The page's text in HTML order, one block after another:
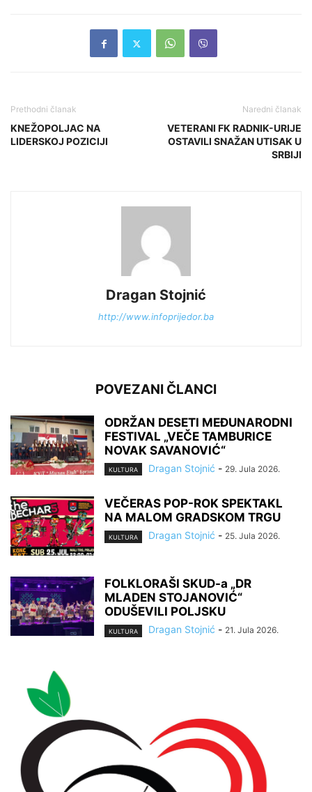
Prethodni članak
KNEŽOPOLJAC NA
LIDERSKOJ POZICIJI
Naredni članak
VETERANI FK RADNIK-URIJE
OSTAVILI SNAŽAN UTISAK U
SRBIJI
Dragan Stojnić
http://www.infoprijedor.ba
POVEZANI ČLANCI
ODRŽAN DESETI MEĐUNARODNI
FESTIVAL „VEČE TAMBURICE
NOVAK SAVANOVIĆ“
KULTURA Dragan Stojnić - 29. Jula 2026.
VEČERAS POP-ROK SPEKTAKL
NA MALOM GRADSKOM TRGU
KULTURA Dragan Stojnić - 25. Jula 2026.
FOLKLORAŠI SKUD-a „DR
MLADEN STOJANOVIĆ“
ODUŠEVILI POLJSKU
KULTURA Dragan Stojnić - 21. Jula 2026.